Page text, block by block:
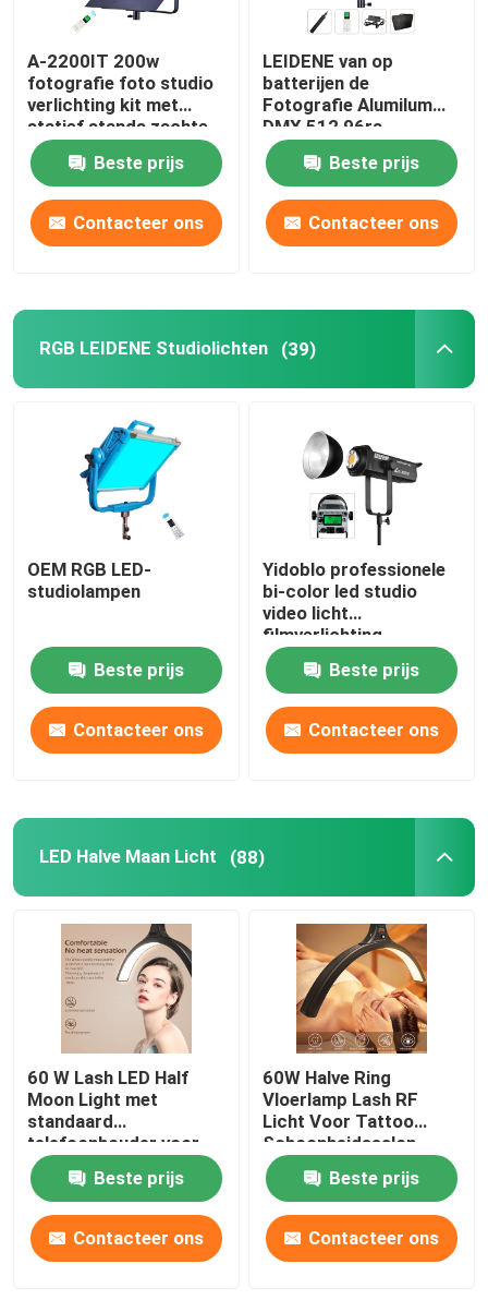
A-2200IT 200w
fotografie foto studio
verlichting kit met
statief stands zachte
led vul licht volledig
ingesteld voor live
stream
Beste prijs
Contacteer ons
LEIDENE van op
batterijen de
Fotografie Alumilum
DMX 512 96ra
Studiolichten
Beste prijs
Contacteer ons
RGB LEIDENE Studiolichten (39)
OEM RGB LED-
studiolampen
Beste prijs
Contacteer ons
Yidoblo professionele
bi-color led studio
video licht
filmverlichting
apparatuur fotovlam
met 300WBeste prijs
Contacteer ons
LED Halve Maan Licht (88)
60 W Lash LED Half
Moon Light met
standaard
telefoonhouder voor
make-up wenkbrauw
tattoo halve ringlamp
Beste prijs
Contacteer ons
60W Halve Ring
Vloerlamp Lash RF
Licht Voor Tattoo
Schoonheidssalon
Wimper
Beste prijs
Contacteer ons